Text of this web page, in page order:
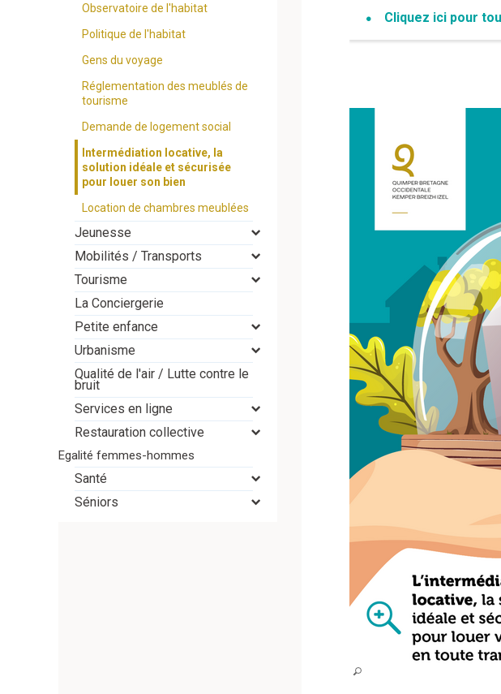
Cliquez ici pour
Observatoire de l'habitat
Politique de l'habitat
Gens du voyage
Réglementation des meublés de
tourisme
Demande de logement social
Intermédiation locative, la
solution idéale et sécurisée
pour louer son bien
Location de chambres meublées
Jeunesse
Mobilités / Transports
Tourisme
La Conciergerie
Petite enfance
Urbanisme
Qualité de l'air / Lutte contre le
bruit
Services en ligne
Restauration collective
Egalité femmes-hommes
Santé
Séniors